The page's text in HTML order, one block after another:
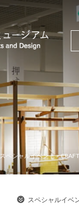
スペシャルイベント>
スペシャルイベ